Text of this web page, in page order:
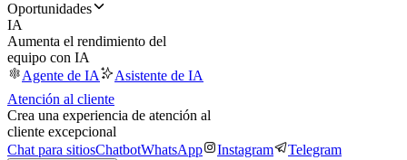
Oportunidades
IA
Aumenta el rendimiento del
equipo con IA
Agente de IA
Asistente de IA
Atención al cliente
Crea una experiencia de atención al
cliente excepcional
Chat para sitiosChatbotWhatsApp Instagram Telegram